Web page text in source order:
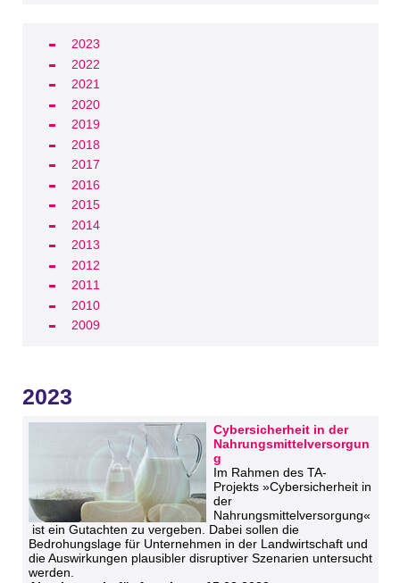
2023
2022
2021
2020
2019
2018
2017
2016
2015
2014
2013
2012
2011
2010
2009
2023
Cybersicherheit in der
Nahrungsmittelversorgun
g
Im Rahmen des TA-
Projekts »Cybersicherheit in
der
Nahrungsmittelversorgung«
ist ein Gutachten zu vergeben. Dabei sollen die
Bedrohungslage für Unternehmen in der Landwirtschaft und
die Auswirkungen plausibler disruptiver Szenarien untersucht
werden.